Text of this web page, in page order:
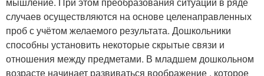
случаев осуществляются на основе целенаправленных
проб с учётом желаемого результата. Дошкольники
способны установить некоторые скрытые связи и
отношения между предметами. В младшем дошкольном
возрасте начинает развиваться воображение , которое